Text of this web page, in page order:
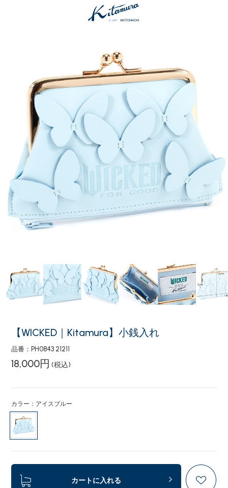
【WICKED｜Kitamura】小銭入れ
品番：PH0843 21211
18,000円 (税込)
カラー：アイスブルー
カートに入れる